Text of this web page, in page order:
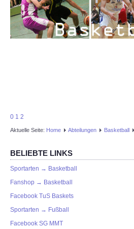
AKTUELLES
VEREIN
0 1 2
Aktuelle Seite: Home Abteilungen Basketball
BELIEBTE LINKS
Sportarten → Basketball
Fanshop → Basketball
Facebook TuS Baskets
Sportarten → Fußball
Facebook SG MMT